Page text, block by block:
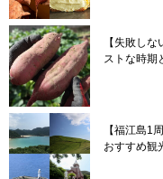
【失敗し
ストな時期
【福江島1
おすすめ観